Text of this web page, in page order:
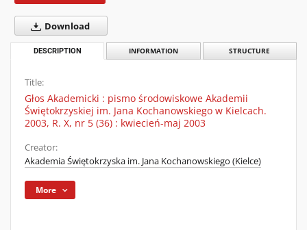
Download
DESCRIPTION INFORMATION STRUCTURE
Title:
Głos Akademicki : pismo środowiskowe Akademii
Świętokrzyskiej im. Jana Kochanowskiego w Kielcach.
2003, R. X, nr 5 (36) : kwiecień-maj 2003
Creator:
Akademia Świętokrzyska im. Jana Kochanowskiego (Kielce)
More